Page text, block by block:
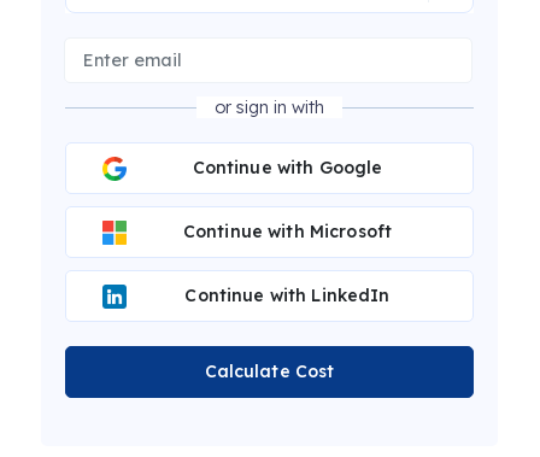
or sign in with
Continue with Google
Continue with Microsoft
Continue with LinkedIn
Calculate Cost